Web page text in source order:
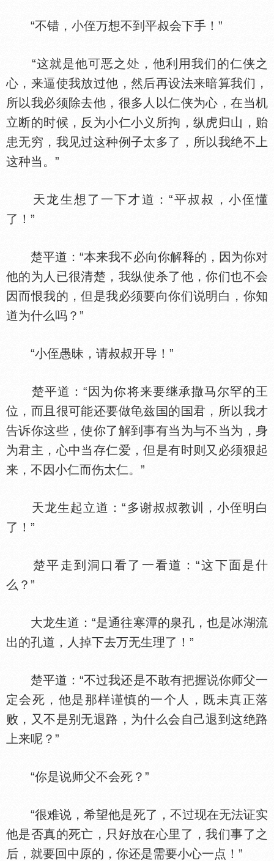
“不错，小侄万想不到平叔会下手！”
“这就是他可恶之
，他利用我们的仁侠之
心，来逼使我放过他，然后再设法来暗算我们，
所以我必须除去他，很多人以仁侠为心，在当机
立断的时候，反为小仁小义所拘，纵虎归山，贻
患无穷，我见过这种例子太多了，所以我绝不上
这种当。”
天龙生想了一下才道：“平叔叔，小侄懂
了！”
楚平道：“本来我不必向你解释的，因为你对
他的为人已很清楚，我纵使杀了他，你们也不会
因而恨我的，但是我必须要向你们说明白，你知
道为什么吗？”
“小侄愚昧，请叔叔开导！”
楚平道：“因为你将来要继承撒马尔罕的王
位，而且很可能还要做
兹 的
君，所以我才
告诉你这些，使你了解到事有当为与不当为，身
为君主，心中当存仁爱，但是有时则又必须狠起
来，不因小仁而伤太仁。”
天龙生起立道：“多谢叔叔教训，小侄明白
了！”
楚平走到洞口看了一看道：“这下面是什
么？”
大龙生道：“是通往寒潭的泉孔，也是冰湖流
出的孔道，人掉下去万无生理了！”
楚平道：“不过我还是不敢有把握说你师父一
定会死，他是那样谨慎的一个人，既未真正落
败，又不是别无退路，为什么会自己退到这绝路
上来呢？”
“你是说师父不会死？”
“很难说，希望他是死了，不过现在无法证实
他是否真的死亡，只好放在心里了，我们事了之
后，就要回中原的，你还是需要小心一点！”